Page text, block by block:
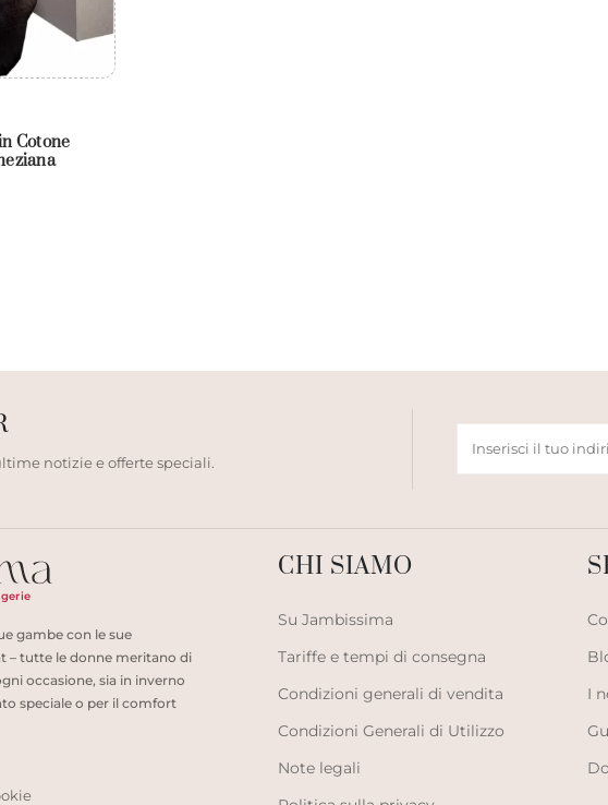
Cotone
notizie e offerte speciali.
gambe con le sue
– tutte le donne meritano di
occasione, sia in inverno
speciale o per il comfort
CHI SIAMO
Su Jambissima
Tariffe e tempi di consegna
Condizioni generali di vendita
Condizioni Generali di Utilizzo
Note legali
I